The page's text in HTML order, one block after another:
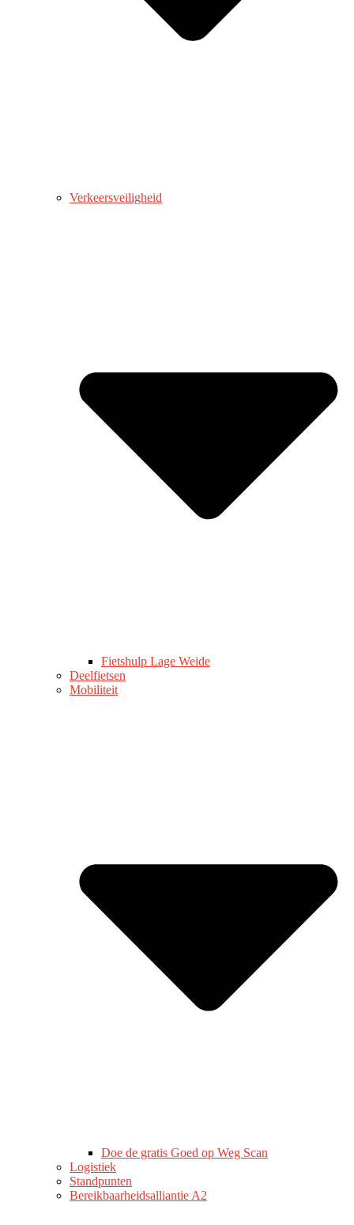
Verkeersveiligheid
Fietshulp Lage Weide
Deelfietsen
Mobiliteit
Doe de gratis Goed op Weg Scan
Logistiek
Standpunten
Bereikbaarheidsalliantie A2